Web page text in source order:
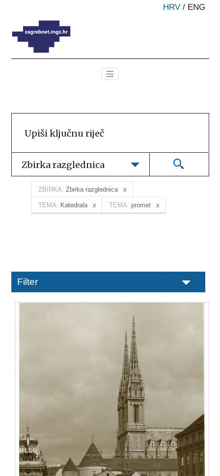
HRV / ENG
Zbirka razglednica
ZBIRKA: Zbirka razglednica
TEMA: Katedrala TEMA: promet
Filter